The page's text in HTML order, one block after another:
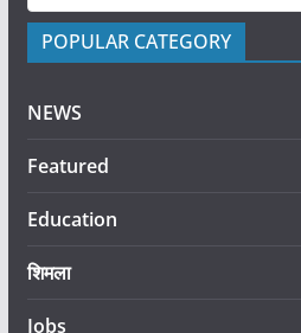
POPULAR CATEGORY
NEWS
Featured
Education
शिमला
Jobs